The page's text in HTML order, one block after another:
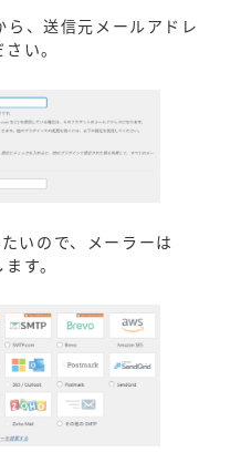
、送信元メールアドレ
い。
いので、メーラーは
す。